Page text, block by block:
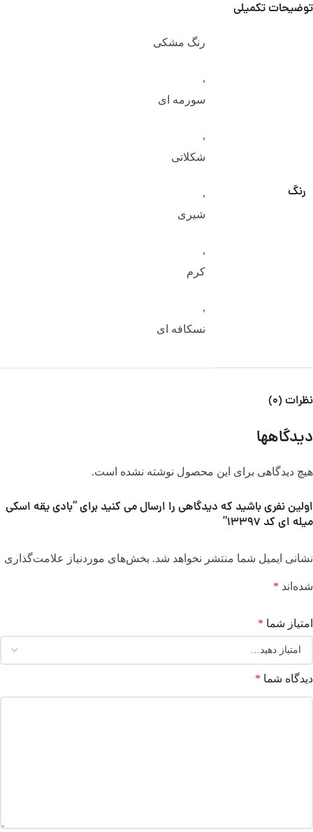
توضیحات تکمیلی
رنگ
رنگ مشکی
,
سورمه ای
,
شکلاتی
,
شیری
,
کرم
,
نسکافه ای
نظرات (0)
دیدگاهها
هیچ دیدگاهی برای این محصول نوشته نشده است.
اولین نفری باشید که دیدگاهی را ارسال می کنید برای “بادی یقه اسکی
میله ای کد 13397”
نشانی ایمیل شما منتشر نخواهد شد. بخش‌های موردنیاز علامت‌گذاری
شده‌اند *
امتیاز شما *
دیدگاه شما *